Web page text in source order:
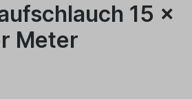
15 x
Meter